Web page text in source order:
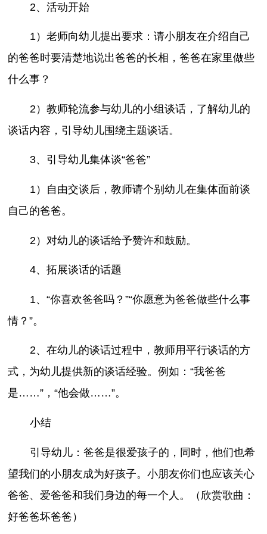
2、活动开始
1）老师向幼儿提出要求：请小朋友在介绍自己
的爸爸时要清楚地说出爸爸的长相，爸爸在家里做些
什么事？
2）教师轮流参与幼儿的小组谈话，了解幼儿的
谈话内容，引导幼儿围绕主题谈话。
3、引导幼儿集体谈“爸爸”
1）自由交谈后，教师请个别幼儿在集体面前谈
自己的爸爸。
2）对幼儿的谈话给予赞许和鼓励。
4、拓展谈话的话题
1、“你喜欢爸爸吗？”“你愿意为爸爸做些什么事
情？”。
2、在幼儿的谈话过程中，教师用平行谈话的方
式，为幼儿提供新的谈话经验。例如：“我爸爸
是……”，“他会做……”。
小结
引导幼儿：爸爸是很爱孩子的，同时，他们也希
望我们的小朋友成为好孩子。小朋友你们也应该关心
爸爸、爱爸爸和我们身边的每一个人。（欣赏歌曲：
好爸爸坏爸爸）